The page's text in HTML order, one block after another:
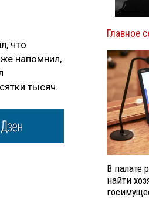
что
напомнил,
тысяч.
Главное
В палате
найти